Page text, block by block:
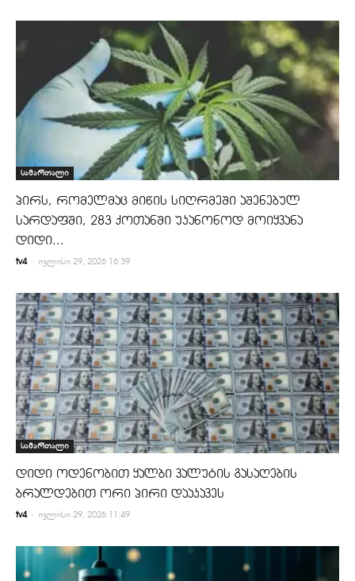
სამართალი
პირს, რომელმაც მიწის სიღრმეში აშენებულ
სარდაფში, 283 ქოთანში უკანონოდ მოიყვანა
დიდი...
tv4 - ივლისი 29, 2026 16:39
სამართალი
დიდი ოდენობით ყალბი ვალუტის გასაღების
ბრალდებით ორი პირი დააკავეს
tv4 - ივლისი 29, 2026 11:49